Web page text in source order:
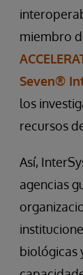
miembro
Seven®
los
recursos
Así,
agencias
biológicas